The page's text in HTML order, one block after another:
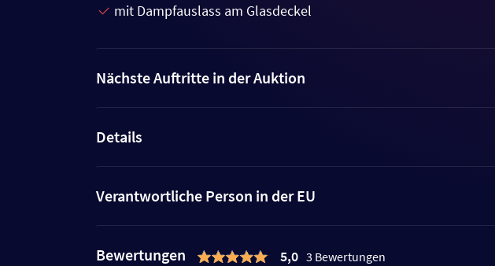
mit Dampfauslass am Glasdeckel
Nächste Auftritte in der Auktion
Details
Verantwortliche Person in der EU
Bewertungen 5,0 3 Bewertungen